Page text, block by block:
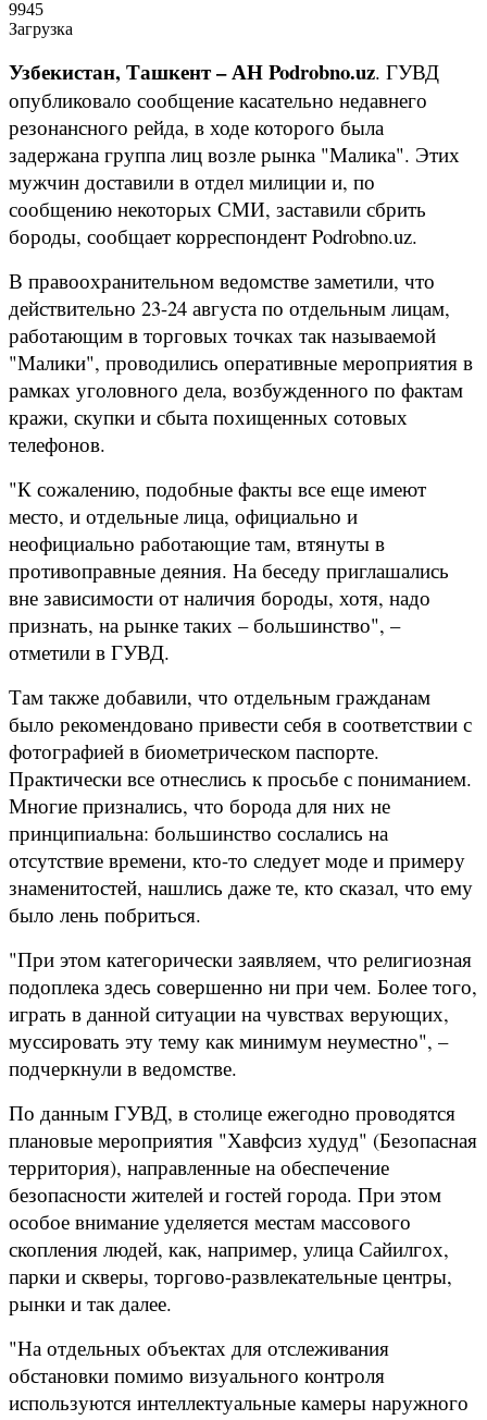
9945
Загрузка
Узбекистан, Ташкент – АН Podrobno.uz. ГУВД
опубликовало сообщение касательно недавнего
резонансного рейда, в ходе которого была
задержана группа лиц возле рынка "Малика". Этих
мужчин доставили в отдел милиции и, по
сообщению некоторых СМИ, заставили сбрить
бороды, сообщает корреспондент Podrobno.uz.
В правоохранительном ведомстве заметили, что
действительно 23-24 августа по отдельным лицам,
работающим в торговых точках так называемой
"Малики", проводились оперативные мероприятия в
рамках уголовного дела, возбужденного по фактам
кражи, скупки и сбыта похищенных сотовых
телефонов.
"К сожалению, подобные факты все еще имеют
место, и отдельные лица, официально и
неофициально работающие там, втянуты в
противоправные деяния. На беседу приглашались
вне зависимости от наличия бороды, хотя, надо
признать, на рынке таких – большинство", –
отметили в ГУВД.
Там также добавили, что отдельным гражданам
было рекомендовано привести себя в соответствии с
фотографией в биометрическом паспорте.
Практически все отнеслись к просьбе с пониманием.
Многие признались, что борода для них не
принципиальна: большинство сослались на
отсутствие времени, кто-то следует моде и примеру
знаменитостей, нашлись даже те, кто сказал, что ему
было лень побриться.
"При этом категорически заявляем, что религиозная
подоплека здесь совершенно ни при чем. Более того,
играть в данной ситуации на чувствах верующих,
муссировать эту тему как минимум неуместно", –
подчеркнули в ведомстве.
По данным ГУВД, в столице ежегодно проводятся
плановые мероприятия "Хавфсиз худуд" (Безопасная
территория), направленные на обеспечение
безопасности жителей и гостей города. При этом
особое внимание уделяется местам массового
скопления людей, как, например, улица Сайилгох,
парки и скверы, торгово-развлекательные центры,
рынки и так далее.
"На отдельных объектах для отслеживания
обстановки помимо визуального контроля
используются интеллектуальные камеры наружного